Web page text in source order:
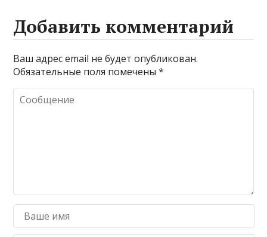
Добавить комментарий
Ваш адрес email не будет опубликован.
Обязательные поля помечены*